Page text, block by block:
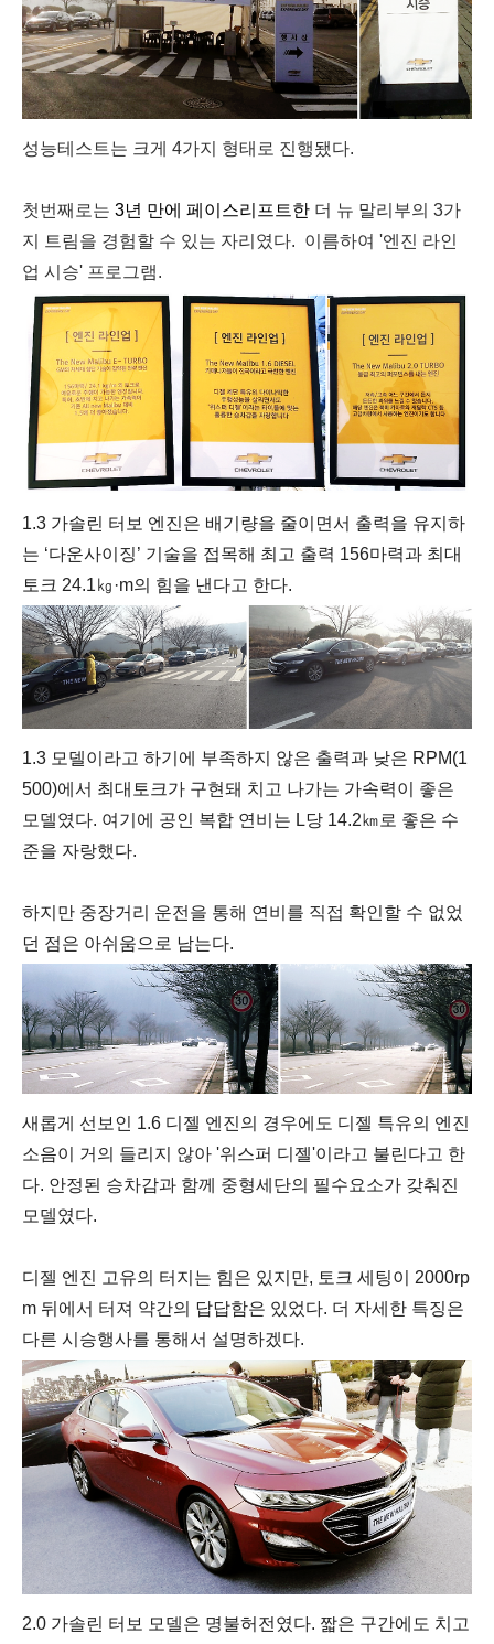
성능테스트는 크게 4가지 형태로 진행됐다.
첫번째로는 3년 만에 페이스리프트한 더 뉴 말리부의 3가
지 트림을 경험할 수 있는 자리였다. 이름하여 '엔진 라인
업 시승' 프로그램.
1.3 가솔린 터보 엔진은 배기량을 줄이면서 출력을 유지하
는 ‘다운사이징’ 기술을 접목해 최고 출력 156마력과 최대
토크 24.1㎏·m의 힘을 낸다고 한다.
1.3 모델이라고 하기에 부족하지 않은 출력과 낮은 RPM(1
500)에서 최대토크가 구현돼 치고 나가는 가속력이 좋은
모델였다. 여기에 공인 복합 연비는 L당 14.2㎞로 좋은 수
준을 자랑했다.
하지만 중장거리 운전을 통해 연비를 직접 확인할 수 없었
던 점은 아쉬움으로 남는다.
새롭게 선보인 1.6 디젤 엔진의 경우에도 디젤 특유의 엔진
소음이 거의 들리지 않아 '위스퍼 디젤'이라고 불린다고 한
다. 안정된 승차감과 함께 중형세단의 필수요소가 갖춰진
모델였다.
디젤 엔진 고유의 터지는 힘은 있지만, 토크 세팅이 2000rp
m 뒤에서 터져 약간의 답답함은 있었다. 더 자세한 특징은
다른 시승행사를 통해서 설명하겠다.
2.0 가솔린 터보 모델은 명불허전였다. 짧은 구간에도 치고